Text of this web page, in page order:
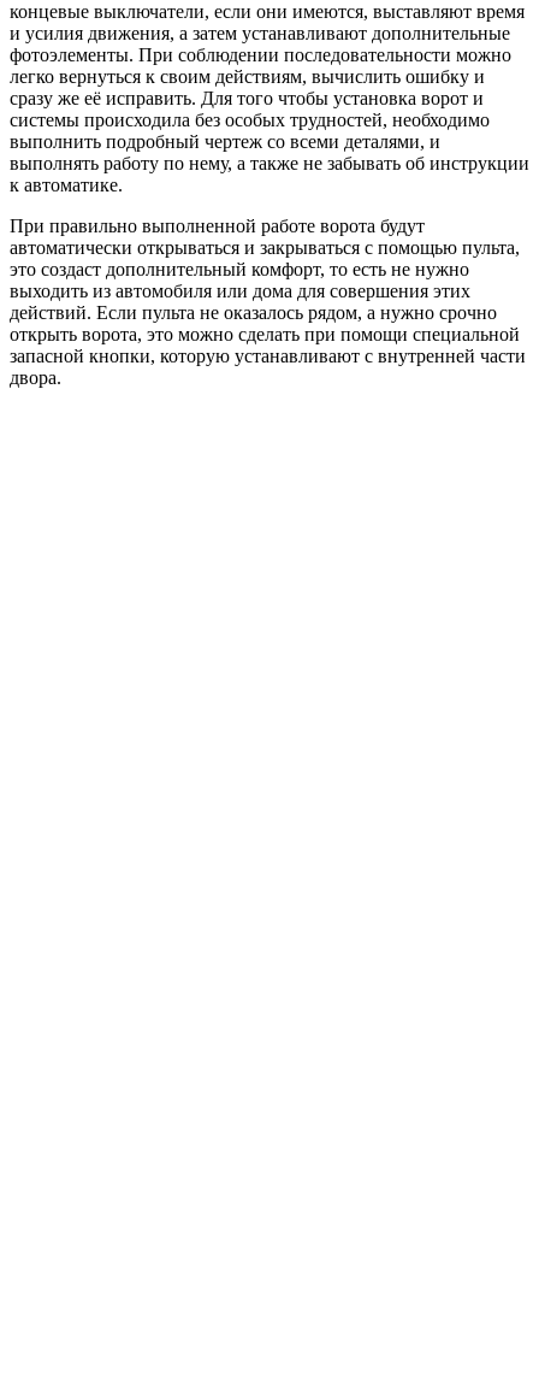
концевые выключатели, если они имеются, выставляют время
и усилия движения, а затем устанавливают дополнительные
фотоэлементы. При соблюдении последовательности можно
легко вернуться к своим действиям, вычислить ошибку и
сразу же её исправить. Для того чтобы установка ворот и
системы происходила без особых трудностей, необходимо
выполнить подробный чертеж со всеми деталями, и
выполнять работу по нему, а также не забывать об инструкции
к автоматике.
При правильно выполненной работе ворота будут
автоматически открываться и закрываться с помощью пульта,
это создаст дополнительный комфорт, то есть не нужно
выходить из автомобиля или дома для совершения этих
действий. Если пульта не оказалось рядом, а нужно срочно
открыть ворота, это можно сделать при помощи специальной
запасной кнопки, которую устанавливают с внутренней части
двора.